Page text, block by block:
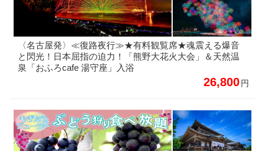
〈名古屋発〉≪復路夜行≫★有料観覧席★魂震える爆音
と閃光！日本屈指の迫力！「熊野大花火大会」＆天然温
泉「おふろcafe 湯守座」入浴
26,800円